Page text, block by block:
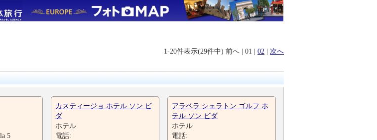
1-20件表示(29件中) 前へ | 01 | 02 | 次へ
5
カスティージョ ホテル ソン ビ
ダ
ホテル
電話:
アラベラ シェラトン ゴルフ ホ
テル ソン ビダ
ホテル
電話: